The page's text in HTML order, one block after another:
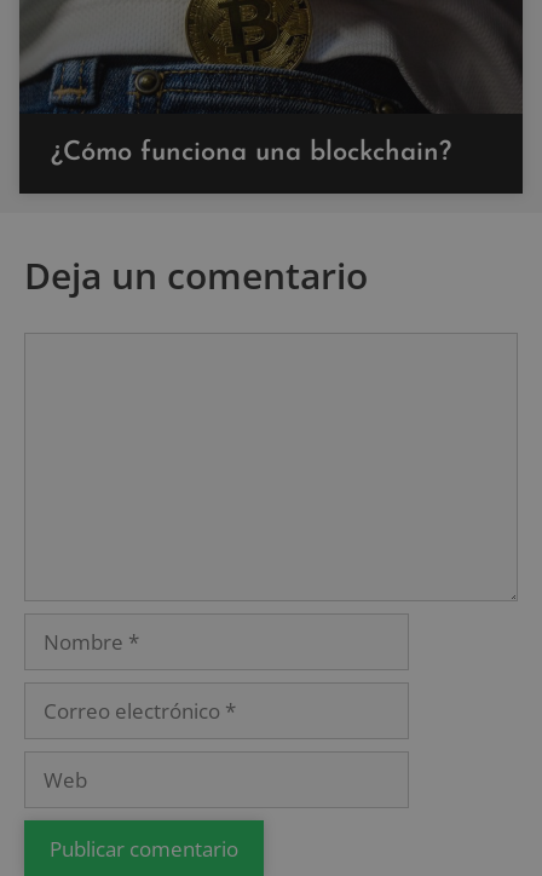
¿Cómo funciona una blockchain?
Deja un comentario